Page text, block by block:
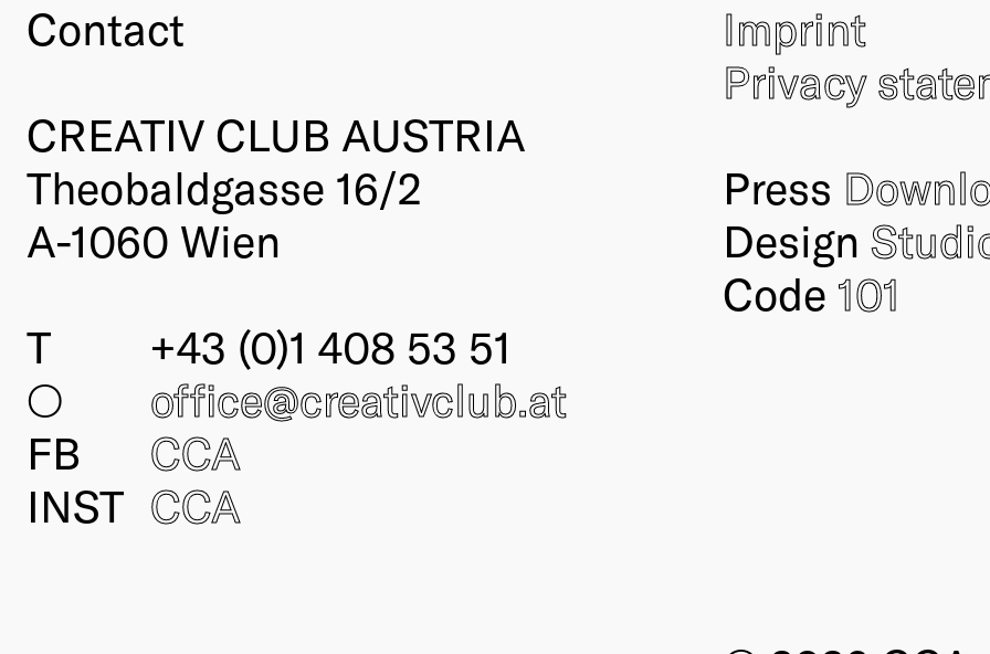
Contact
CREATIV CLUB AUSTRIA
Theobaldgasse 16/2
A-1060 Wien
T
+43 (0)1 408 53 51
○
office@creativclub.at
FB
CCA
INST CCA
Imprint
Privacy
Press
Design
Code 101